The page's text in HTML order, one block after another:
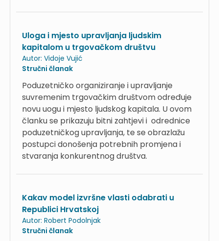
Uloga i mjesto upravljanja ljudskim
kapitalom u trgovačkom društvu
Autor: Vidoje Vujić
Stručni članak
Poduzetničko organiziranje i upravljanje
suvremenim trgovačkim društvom određuje
novu uogu i mjesto ljudskog kapitala. U ovom
članku se prikazuju bitni zahtjevi i odrednice
poduzetničkog upravljanja, te se obrazlažu
postupci donošenja potrebnih promjena i
stvaranja konkurentnog društva.
Kakav model izvršne vlasti odabrati u
Republici Hrvatskoj
Autor: Robert Podolnjak
Stručni članak